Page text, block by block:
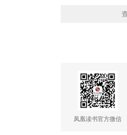
凤凰读书官方微信